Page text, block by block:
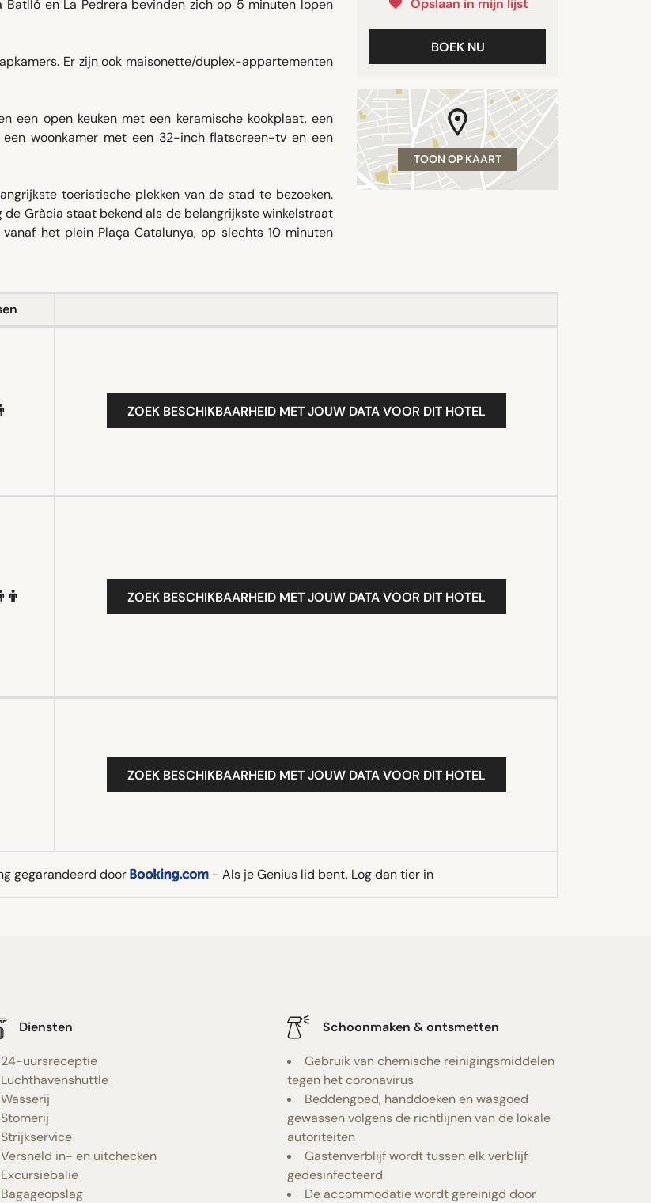
Opslaan in mijn lijst
BOEK NU
TOON OP KAART
en La Pedrera bevinden zich op 5 minuten lopen
Er zijn ook maisonette/duplex-appartementen
een open keuken met een keramische kookplaat, een
een woonkamer met een 32-inch flatscreen-tv en een
toeristische plekken van de stad te bezoeken.
Gràcia staat bekend als de belangrijkste winkelstraat
het plein Plaça Catalunya, op slechts 10 minuten
ZOEK BESCHIKBAARHEID MET JOUW DATA VOOR DIT HOTEL
ZOEK BESCHIKBAARHEID MET JOUW DATA VOOR DIT HOTEL
ZOEK BESCHIKBAARHEID MET JOUW DATA VOOR DIT HOTEL
gegarandeerd door - Als je Genius lid bent, Log dan tier in
Diensten
24-uursreceptie
Luchthavenshuttle
Wasserij
Stomerij
Strijkservice
Versneld in- en uitchecken
Excursiebalie
Bagageopslag
Schoonmaken & ontsmetten
Gebruik van chemische reinigingsmiddelen
tegen het coronavirus
Beddengoed, handdoeken en wasgoed
gewassen volgens de richtlijnen van de lokale
autoriteiten
Gastenverblijf wordt tussen elk verblijf
gedesinfecteerd
De accommodatie wordt gereinigd door